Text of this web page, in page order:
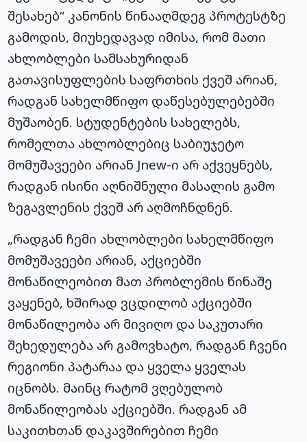
შესახებ“ კანონის წინააღმდეგ პროტესტზე
გამოდის, მიუხედავად იმისა, რომ მათი
ახლობლები სამსახურიდან
გათავისუფლების საფრთხის ქვეშ არიან,
რადგან სახელმწიფო დაწესებულებებში
მუშაობენ. სტუდენტების სახელებს,
რომელთა ახლობლებიც საბიუჯეტო
მომუშავეები არიან Jnew-ი არ აქვეყნებს,
რადგან ისინი აღნიშნული მასალის გამო
ზეგავლენის ქვეშ არ აღმოჩნდნენ.
„რადგან ჩემი ახლობლები სახელმწიფო
მომუშავეები არიან, აქციებში
მონაწილეობით მათ პრობლემის წინაშე
ვაყენებ, ხშირად ვცდილობ აქციებში
მონაწილეობა არ მივიღო და საკუთარი
შეხედულება არ გამოვხატო, რადგან ჩვენი
რეგიონი პატარაა და ყველა ყველას
იცნობს. მაინც რატომ ვღებულობ
მონაწილეობას აქციებში. რადგან ამ
საკითხთან დაკავშირებით ჩემი